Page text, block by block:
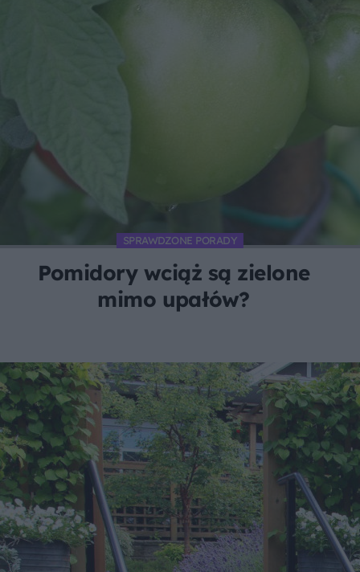
SPRAWDZONE PORADY
Pomidory wciąż są zielone
mimo upałów?